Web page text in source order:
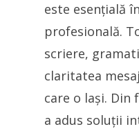
este esențială
profesională.
scriere,
claritatea
care o lași. Din
a adus soluții